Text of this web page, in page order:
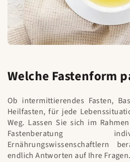
Welche Fastenform
Ob intermittierendes Fasten,
Heilfasten, für jede
Weg. Lassen Sie sich im
Fastenberatung
Ernährungswissenschaftlern
endlich Antworten auf Ihre Fragen.